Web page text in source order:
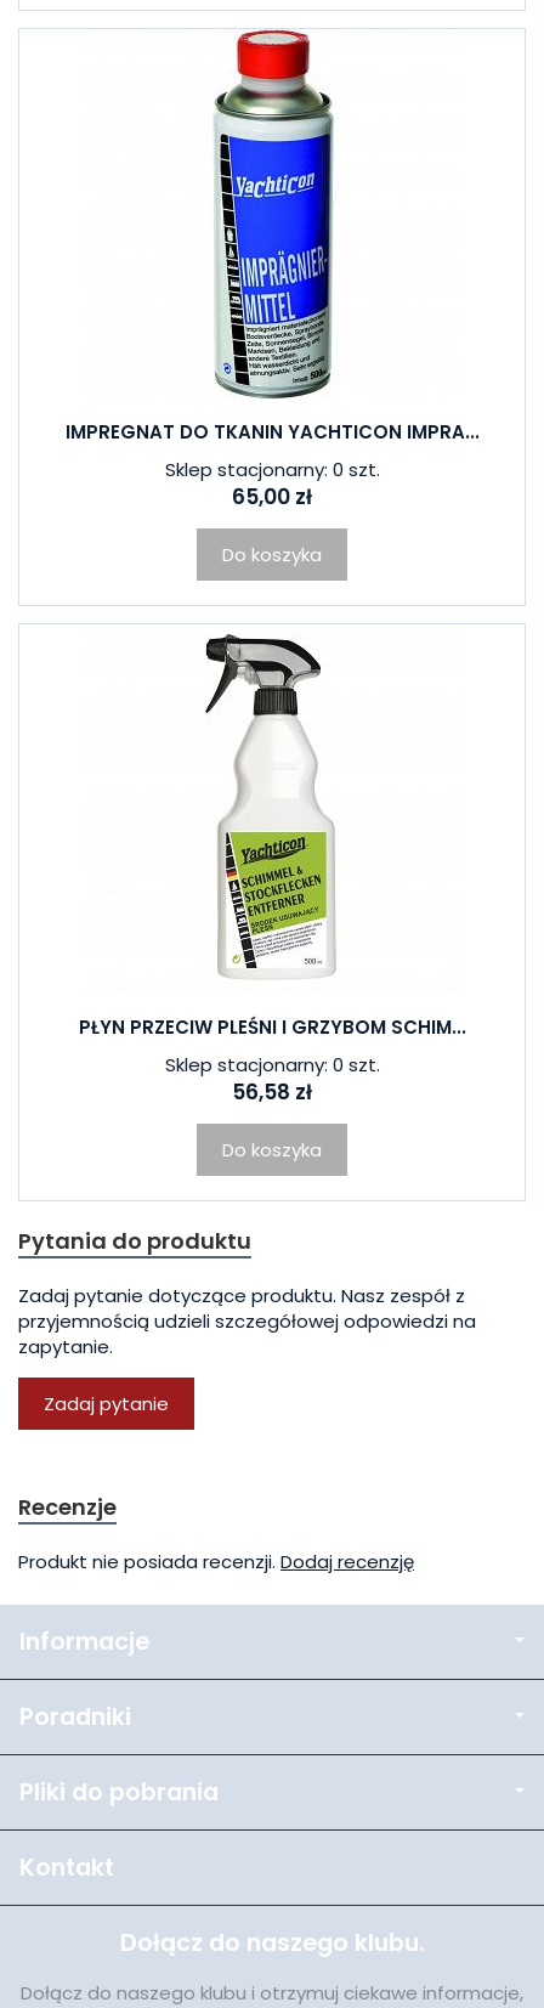
IMPREGNAT DO TKANIN YACHTICON IMPRA...
Sklep stacjonarny: 0 szt.
65,00 zł
Do koszyka
PŁYN PRZECIW PLEŚNI I GRZYBOM SCHIM...
Sklep stacjonarny: 0 szt.
56,58 zł
Do koszyka
Pytania do produktu
Zadaj pytanie dotyczące produktu. Nasz zespół z
przyjemnością udzieli szczegółowej odpowiedzi na
zapytanie.
Zadaj pytanie
Recenzje
Produkt nie posiada recenzji. Dodaj recenzję
Informacje
Poradniki
Pliki do pobrania
Kontakt
Dołącz do naszego klubu.
Dołącz do naszego klubu i otrzymuj ciekawe informacje,